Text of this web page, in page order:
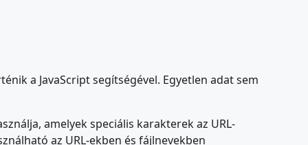
a JavaScript segítségével. Egyetlen adat sem
amelyek speciális karakterek az URL-
az URL-ekben és fájlnevekben